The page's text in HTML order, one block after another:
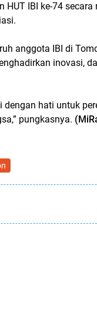
HUT IBI ke-74 secara
anggota IBI di
inovasi,
dengan hati untuk
pungkasnya.